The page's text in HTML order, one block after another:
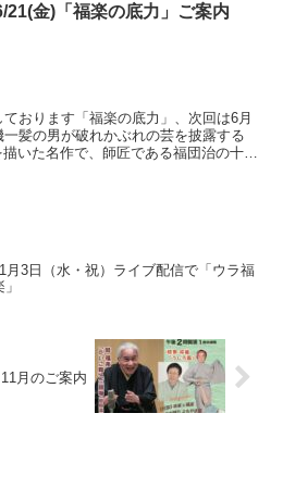
21(金)「福楽の底力」ご案内
おります「福楽の底力」、次回は6月
髪の男が破れかぶれの芸を披露する
いた名作で、師匠である福団治の十八
月3日（水・祝）ライブ配信で「ウラ福
月のご案内